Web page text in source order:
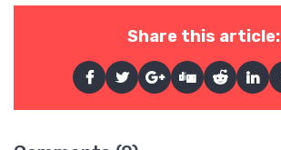
Share this article: